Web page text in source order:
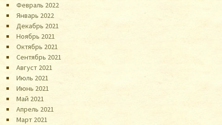
Февраль 2022
Январь 2022
Декабрь 2021
Ноябрь 2021
Октябрь 2021
Сентябрь 2021
Август 2021
Июль 2021
Июнь 2021
Май 2021
Апрель 2021
Март 2021